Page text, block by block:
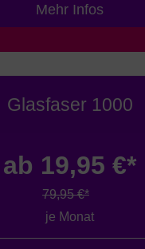
Mehr Infos
Glasfaser 1000
ab 19,95 €*
79,95 €*
je Monat